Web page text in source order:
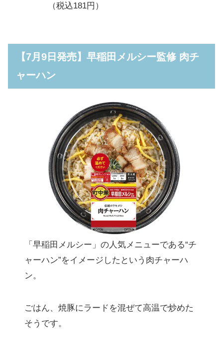
（税込181円）
【7月9日発売】早稲田メルシー監修 肉チ
ャーハン
「早稲田メルシー」の人気メニューである“チ
ャーハン”をイメージしたという肉チャーハ
ン。
ごはん、焼豚にラードを混ぜて高温で炒めた
そうです。